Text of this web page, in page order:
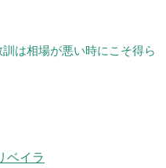
は相場が悪い時にこそ得ら
ベイラ